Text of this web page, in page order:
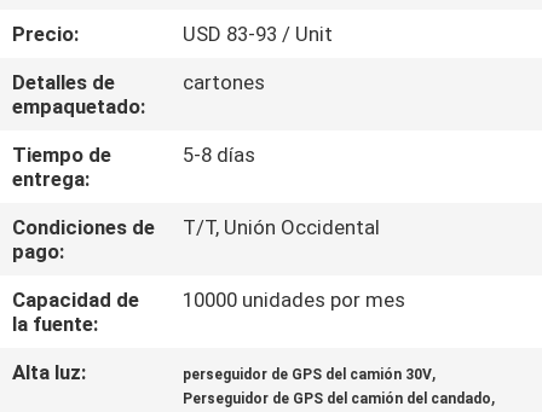
CONTROL
DE
CALIDAD
EN
CONTACTO
CON
Precio:
USD 83-93 / Unit
Detalles de
empaquetado:
cartones
Tiempo de
entrega:
5-8 días
Condiciones de
pago:
T/T, Unión Occidental
Capacidad de
la fuente:
10000 unidades por mes
Alta luz: perseguidor de GPS del camión 30V,
Perseguidor de GPS del camión del candado,